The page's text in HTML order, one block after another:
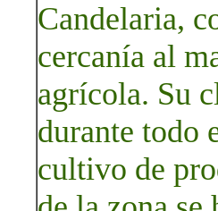
Candelaria,
cercanía al
agrícola. Su
durante todo
cultivo de